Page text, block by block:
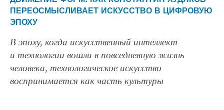
ПЕРЕОСМЫСЛИВАЕТ ИСКУССТВО В ЦИФРОВУЮ
ЭПОХУ
В эпоху, когда искусственный интеллект
и технологии вошли в повседневную жизнь
человека, технологическое искусство
воспринимается как часть культуры